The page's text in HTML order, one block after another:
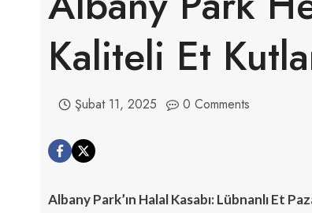
Kaliteli Et
Şubat 11, 2025 0 Comments
Albany Park’ın Halal Kasabı: Lübnanlı Et